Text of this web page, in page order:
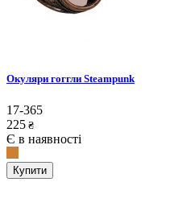
Окуляри гоггли Steampunk
17-365
225 ₴
Є в наявності
Купити